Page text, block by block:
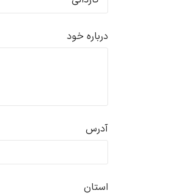
درباره خود
آدرس
استان